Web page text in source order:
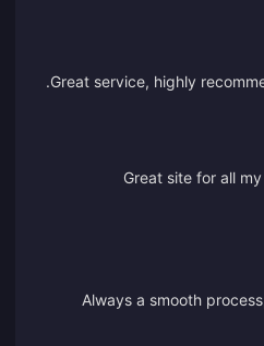
Great service, highly
Great site for all
Always a smooth